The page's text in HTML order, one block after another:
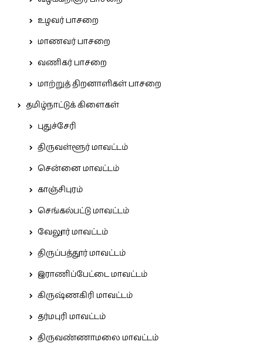
உழவர் பாசறை
மாணவர் பாசறை
வணிகர் பாசறை
மாற்றுத் திறனாளிகள் பாசறை
தமிழ்நாட்டுக் கிளைகள்
புதுச்சேரி
திருவள்ளூர் மாவட்டம்
சென்னை மாவட்டம்
காஞ்சிபுரம்
செங்கல்பட்டு மாவட்டம்
வேலூர் மாவட்டம்
திருப்பத்தூர் மாவட்டம்
இராணிப்பேட்டை மாவட்டம்
கிருஷ்ணகிரி மாவட்டம்
தர்மபுரி மாவட்டம்
திருவண்ணாமலை மாவட்டம்